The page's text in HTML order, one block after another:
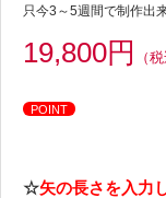
只今3～5週間で制作出
19,800円 （
POINT
☆矢の長さを入力